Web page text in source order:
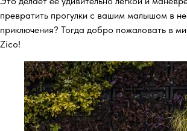
превратить прогулки с вашим малышом в
приключения? Тогда добро пожаловать в
Zico!